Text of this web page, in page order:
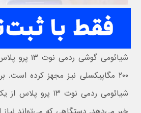
شیائومی گوشی
۲۰۰ مگاپیکسلی نیز مجهز کرده
شیائومی ردمی نوت ۱۳